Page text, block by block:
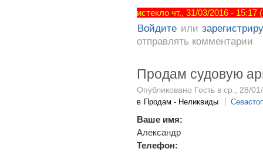
истекло чт., 31/03/2016 -
Войдите или
отправлять комментарии
Продам судовую
Опубликовано Гость в ср., 28/
в Продам - Неликвиды
Ваше имя:
Александр
Телефон: